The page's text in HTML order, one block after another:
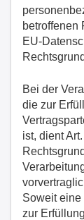
betroffenen
EU-
Bei der
die zur
ist, dient
Soweit eine
zur